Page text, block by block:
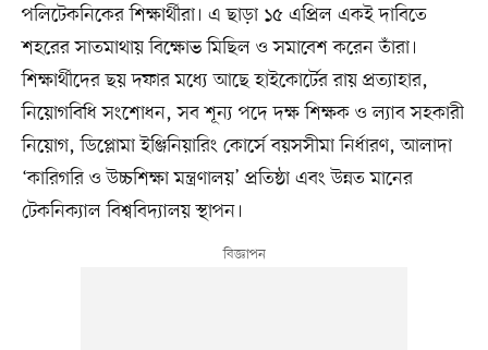
পলিটেকনিকের শিক্ষার্থীরা। এ ছাড়া ১৫ এপ্রিল একই দাবিতে
শহরের সাতমাথায় বিক্ষোভ মিছিল ও সমাবেশ করেন তাঁরা।
শিক্ষার্থীদের ছয় দফার মধ্যে আছে হাইকোর্টের রায় প্রত্যাহার,
নিয়োগবিধি সংশোধন, সব শূন্য পদে দক্ষ শিক্ষক ও ল্যাব সহকারী
নিয়োগ, ডিপ্লোমা ইঞ্জিনিয়ারিং কোর্সে বয়সসীমা নির্ধারণ, আলাদা
‘কারিগরি ও উচ্চশিক্ষা মন্ত্রণালয়’ প্রতিষ্ঠা এবং উন্নত মানের
টেকনিক্যাল বিশ্ববিদ্যালয় স্থাপন।